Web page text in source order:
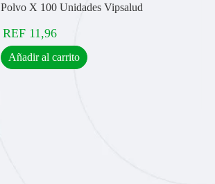
Polvo X 100 Unidades Vipsalud
REF 11,96
Añadir al carrito